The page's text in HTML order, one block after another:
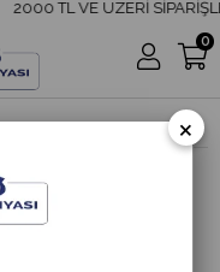
2000 TL VE ÜZERİ
0
×